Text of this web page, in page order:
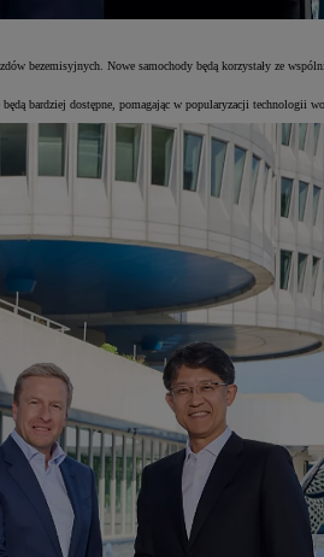
bezemisyjnych. Nowe samochody będą korzystały ze
bardziej dostępne, pomagając w popularyzacji technologii